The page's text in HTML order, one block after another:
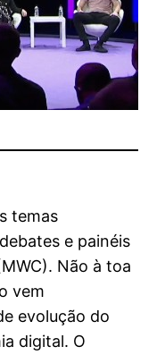
temas
e painéis
Não à toa
vem
evolução do
digital. O